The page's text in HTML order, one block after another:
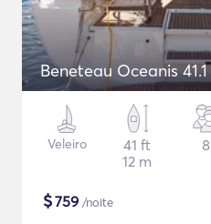
Beneteau Oceanis 41.1
Veleiro
41 ft
12 m
8
$759 /noite